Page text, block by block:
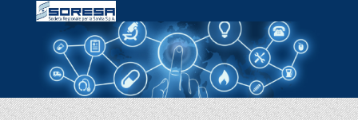
|||